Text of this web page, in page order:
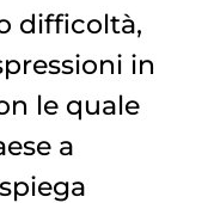
difficoltà,
in
le quale
a